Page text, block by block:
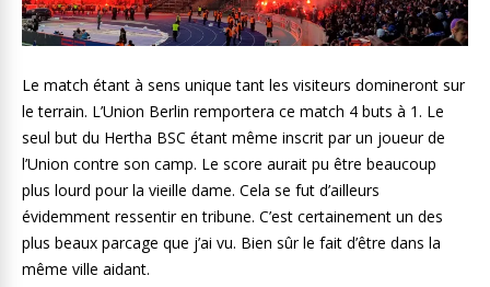
Le match étant à sens unique tant les visiteurs domineront sur
le terrain. L’Union Berlin remportera ce match 4 buts à 1. Le
seul but du Hertha BSC étant même inscrit par un joueur de
l’Union contre son camp. Le score aurait pu être beaucoup
plus lourd pour la vieille dame. Cela se fut d’ailleurs
évidemment ressentir en tribune. C’est certainement un des
plus beaux parcage que j’ai vu. Bien sûr le fait d’être dans la
même ville aidant.